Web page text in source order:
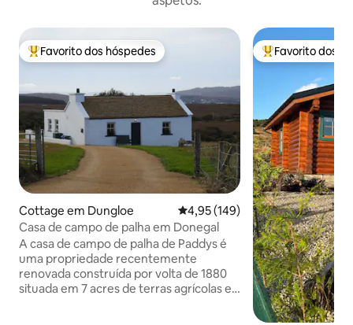
Favoritos dos hóspedes mais apreciados
Favorito dos hóspedes
Cottage em Dungloe Classificação média de 4,95 em
4,95 (149)
Casa de campo de palha em Donegal
A casa de campo de palha de Paddys é
uma propriedade recentemente
renovada construída por volta de 1880
situada em 7 acres de terras agrícolas e
Favoritos dos
Favorito dos